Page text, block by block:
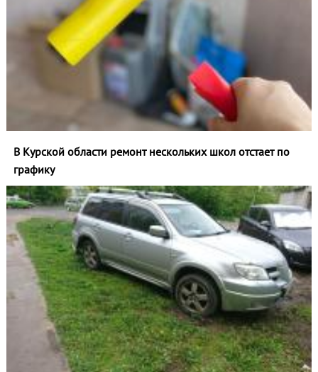
В Курской области ремонт нескольких школ отстает по
графику